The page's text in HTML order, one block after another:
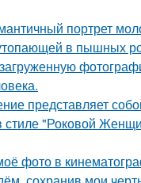
портрет
в пышных
представляет
стиле "Роковой
фото в